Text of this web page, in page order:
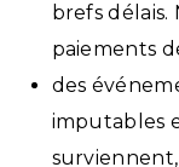
brefs délais.
paiements
des
imputables